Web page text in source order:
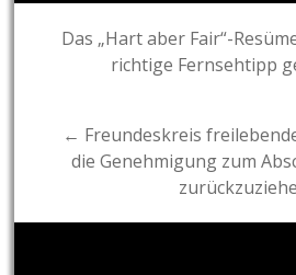
Post
navigation
Das „Hart aber Fair“-
richtige Fernsehtipp
← Freundeskreis
die Genehmigung zum